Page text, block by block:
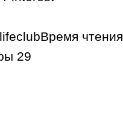
Время чтения
29